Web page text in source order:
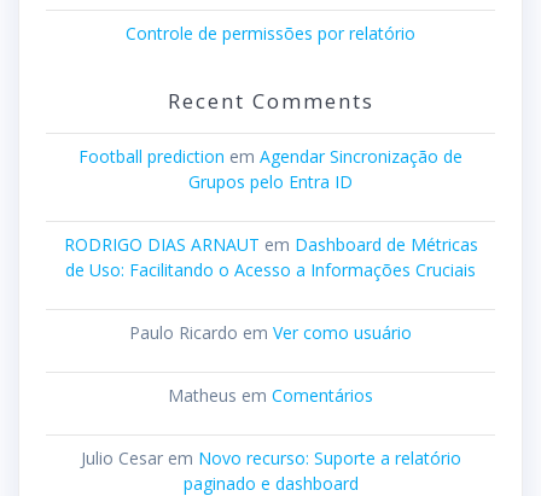
Controle de permissões por relatório
Recent Comments
Football prediction em Agendar Sincronização de
Grupos pelo Entra ID
RODRIGO DIAS ARNAUT em Dashboard de Métricas
de Uso: Facilitando o Acesso a Informações Cruciais
Paulo Ricardo em Ver como usuário
Matheus em Comentários
Julio Cesarem Novo recurso: Suporte a relatório
paginado e dashboard